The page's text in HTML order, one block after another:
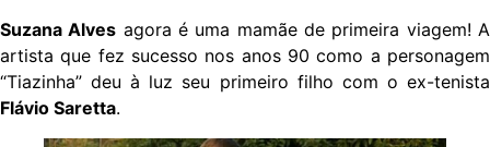
Suzana Alves agora é uma mamãe de primeira viagem! A
artista que fez sucesso nos anos 90 como a personagem
“Tiazinha” deu à luz seu primeiro filho com o ex-tenista
Flávio Saretta.